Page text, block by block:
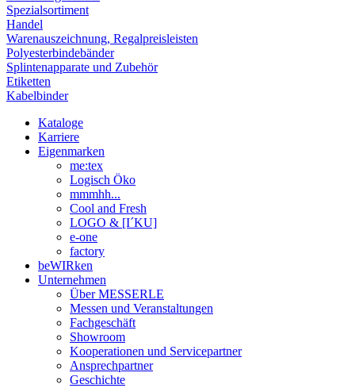
Spezialsortiment
Handel
Warenauszeichnung, Regalpreisleisten
Polyesterbindebänder
Splintenapparate und Zubehör
Etiketten
Kabelbinder
Kataloge
Karriere
Eigenmarken
me:tex
Logisch Öko
mmmhh...
Cool and Fresh
LOGO & [I´KU]
e-one
factory
beWIRken
Unternehmen
Über MESSERLE
Messen und Veranstaltungen
Fachgeschäft
Showroom
Kooperationen und Servicepartner
Ansprechpartner
Geschichte